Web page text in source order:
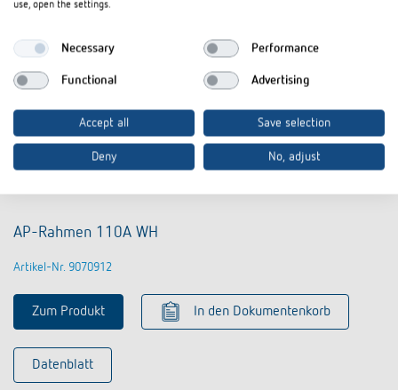
AP-Rahmen 110A WH
Artikel-Nr. 9070912
Zum Produkt In den Dokumentenkorb
Datenblatt
use, open the settings.
Necessary Performance
Functional Advertising
Accept all Save selection
Deny No, adjust